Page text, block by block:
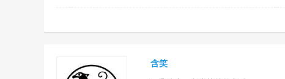
含笑